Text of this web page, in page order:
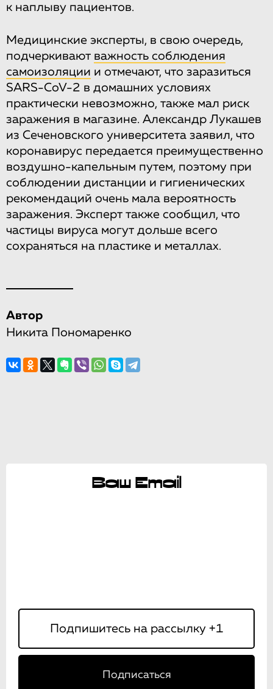
к наплыву пациентов.
Медицинские эксперты, в свою очередь,
подчеркивают важность соблюдения
самоизоляции и отмечают, что заразиться
SARS-CoV-2 в домашних условиях
практически невозможно, также мал риск
заражения в магазине. Александр Лукашев
из Сеченовского университета заявил, что
коронавирус передается преимущественно
воздушно-капельным путем, поэтому при
соблюдении дистанции и гигиенических
рекомендаций очень мала вероятность
заражения. Эксперт также сообщил, что
частицы вируса могут дольше всего
сохраняться на пластике и металлах.
Автор
Никита Пономаренко
Ваш Email
Подписаться